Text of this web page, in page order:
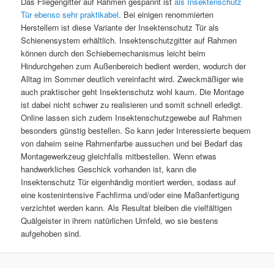
Tür ebenso sehr praktikabel. Bei einigen renommierten
Herstellern ist diese Variante der Insektenschutz Tür als
Schienensystem erhältlich. Insektenschutzgitter auf Rahmen
können durch den Schiebemechanismus leicht beim
Hindurchgehen zum Außenbereich bedient werden, wodurch der
Alltag im Sommer deutlich vereinfacht wird. Zweckmäßiger wie
auch praktischer geht Insektenschutz wohl kaum. Die Montage
ist dabei nicht schwer zu realisieren und somit schnell erledigt.
Online lassen sich zudem Insektenschutzgewebe auf Rahmen
besonders günstig bestellen. So kann jeder Interessierte bequem
von daheim seine Rahmenfarbe aussuchen und bei Bedarf das
Montagewerkzeug gleichfalls mitbestellen. Wenn etwas
handwerkliches Geschick vorhanden ist, kann die
Insektenschutz Tür eigenhändig montiert werden, sodass auf
eine kostenintensive Fachfirma und/oder eine Maßanfertigung
verzichtet werden kann. Als Resultat bleiben die vielfältigen
Quälgeister in ihrem natürlichen Umfeld, wo sie bestens
aufgehoben sind.